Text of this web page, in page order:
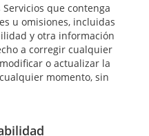
que contenga
u omisiones, incluidas
y otra información
a corregir cualquier
o actualizar la
momento, sin